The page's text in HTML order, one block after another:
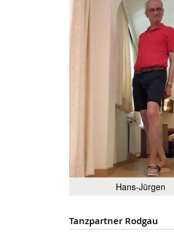
Hans-Jürgen
Tanzpartner Rodgau